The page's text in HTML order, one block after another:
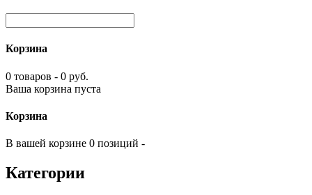
Корзина
0 товаров - 0 руб.
Ваша корзина пуста
Корзина
В вашей корзине 0 позиций -
Категории